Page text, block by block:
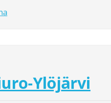
Ylöjärvi